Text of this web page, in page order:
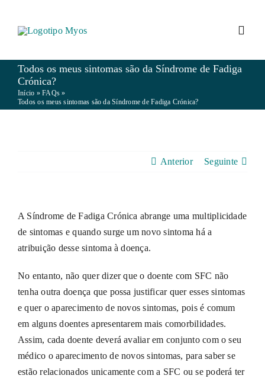
MYOS
NOTÍCIAS
INFORMAÇÕES
COMO AJUDAR?
Todos os meus sintomas são da Síndrome de Fadiga
Crónica?
Início »FAQs »
Todos os meus sintomas são da Síndrome de Fadiga Crónica?
Anterior Seguinte
A Síndrome de Fadiga Crónica abrange uma multiplicidade
de sintomas e quando surge um novo sintoma há a
atribuição desse sintoma à doença.
No entanto, não quer dizer que o doente com SFC não
tenha outra doença que possa justificar quer esses sintomas
e quer o aparecimento de novos sintomas, pois é comum
em alguns doentes apresentarem mais comorbilidades.
Assim, cada doente deverá avaliar em conjunto com o seu
médico o aparecimento de novos sintomas, para saber se
estão relacionados unicamente com a SFC ou se poderá ter